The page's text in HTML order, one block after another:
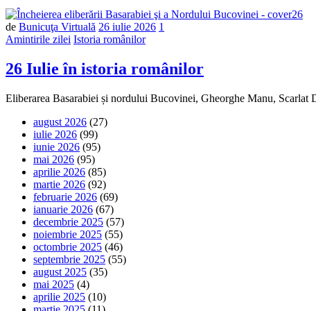
de Bunicuţa Virtuală 26 iulie 2026 1
Amintirile zilei Istoria românilor
26 Iulie în istoria românilor
Eliberarea Basarabiei și nordului Bucovinei, Gheorghe Manu,
august 2026 (27)
iulie 2026 (99)
iunie 2026 (95)
mai 2026 (95)
aprilie 2026 (85)
martie 2026 (92)
februarie 2026 (69)
ianuarie 2026 (67)
decembrie 2025 (57)
noiembrie 2025 (55)
octombrie 2025 (46)
septembrie 2025 (55)
august 2025 (35)
mai 2025 (4)
aprilie 2025 (10)